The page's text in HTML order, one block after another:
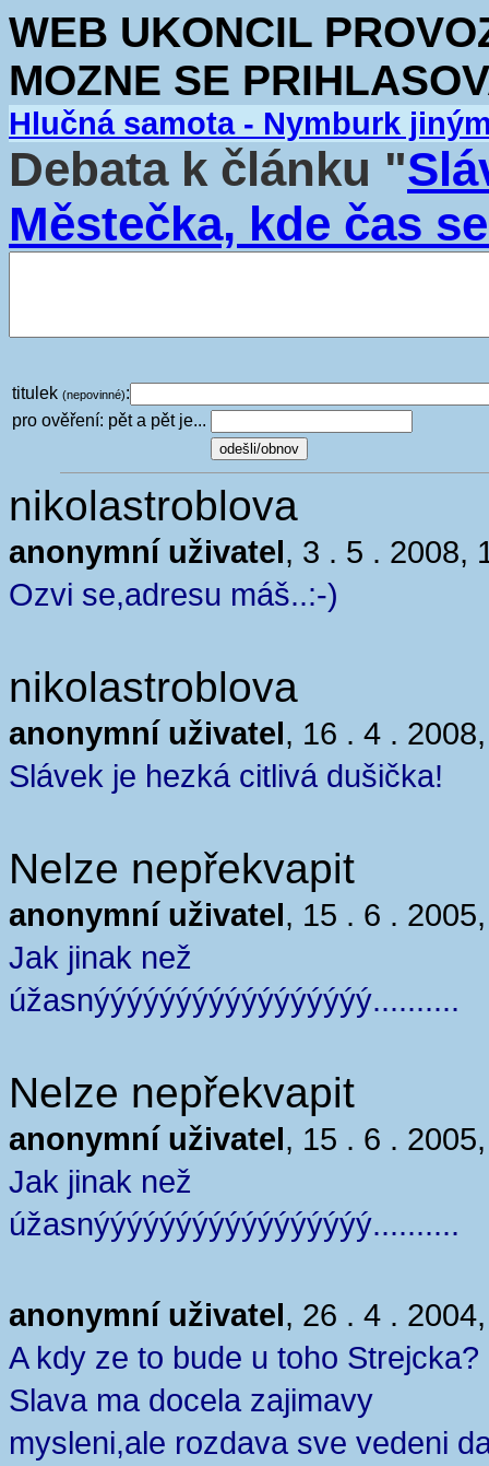
WEB UKONCIL
MOZNE SE
Hlučná samota - Nymburk
Debata k článku "
Městečka, kde čas
titulek (nepovinné):
pro ověření: pět a pět je...
nikolastroblova
anonymní uživatel, 3 . 5 . 2008,
Ozvi se,adresu máš..:-)
nikolastroblova
anonymní uživatel, 16 . 4 .
Slávek je hezká citlivá dušička!
Nelze nepřekvapit
anonymní uživatel, 15 . 6 .
Jak jinak než
úžasnýýýýýýýýýýýýýýýýý..........
Nelze nepřekvapit
anonymní uživatel, 15 . 6 .
Jak jinak než
úžasnýýýýýýýýýýýýýýýýý..........
anonymní uživatel, 26 . 4 .
A kdy ze to bude u toho Strejcka?
Slava ma docela zajimavy
mysleni,ale rozdava sve vedeni